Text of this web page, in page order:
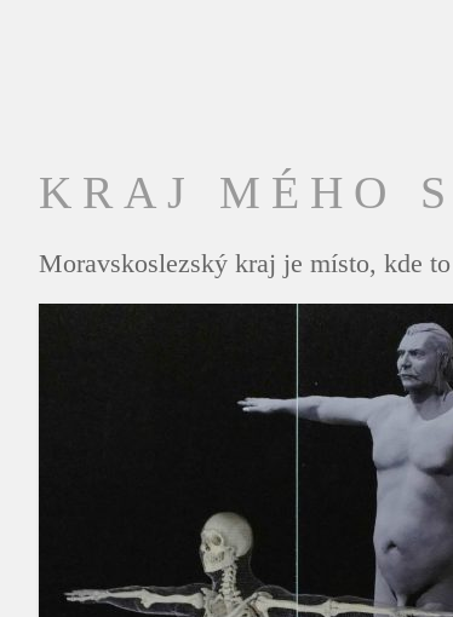
KRAJ MÉHO
Moravskoslezský kraj je místo, kde